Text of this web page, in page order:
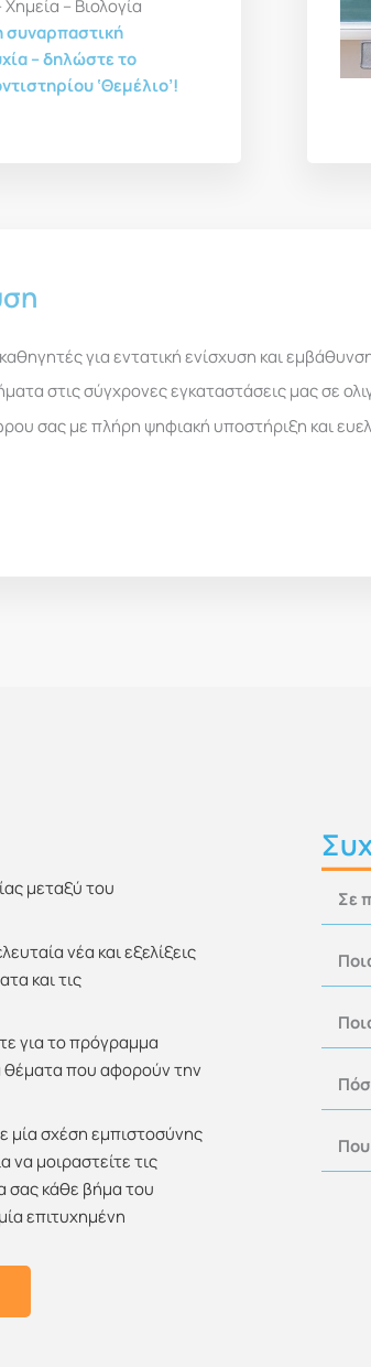
– Βιολογία
συναρπαστική
– δηλώστε το
‘Θεμέλιο’!
για εντατική ενίσχυση και
στις σύγχρονες εγκαταστάσεις μας σε
σας με πλήρη ψηφιακή υποστήριξη και
μεταξύ του
νέα και εξελίξεις
και τις
για το πρόγραμμα
θέματα που αφορούν την
σχέση εμπιστοσύνης
να μοιραστείτε τις
σας κάθε βήμα του
επιτυχημένη
Σε